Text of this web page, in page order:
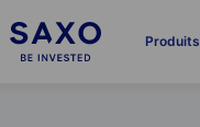
Produits